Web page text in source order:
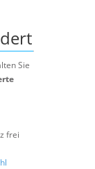
Sie
frei